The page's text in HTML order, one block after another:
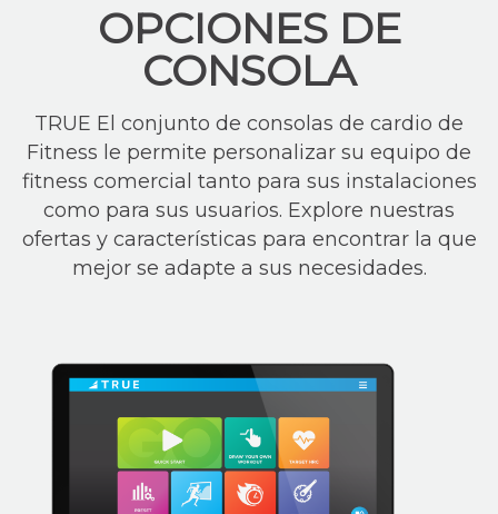
OPCIONES DE
CONSOLA
TRUE El conjunto de consolas de cardio de
Fitness le permite personalizar su equipo de
fitness comercial tanto para sus instalaciones
como para sus usuarios. Explore nuestras
ofertas y características para encontrar la que
mejor se adapte a sus necesidades.